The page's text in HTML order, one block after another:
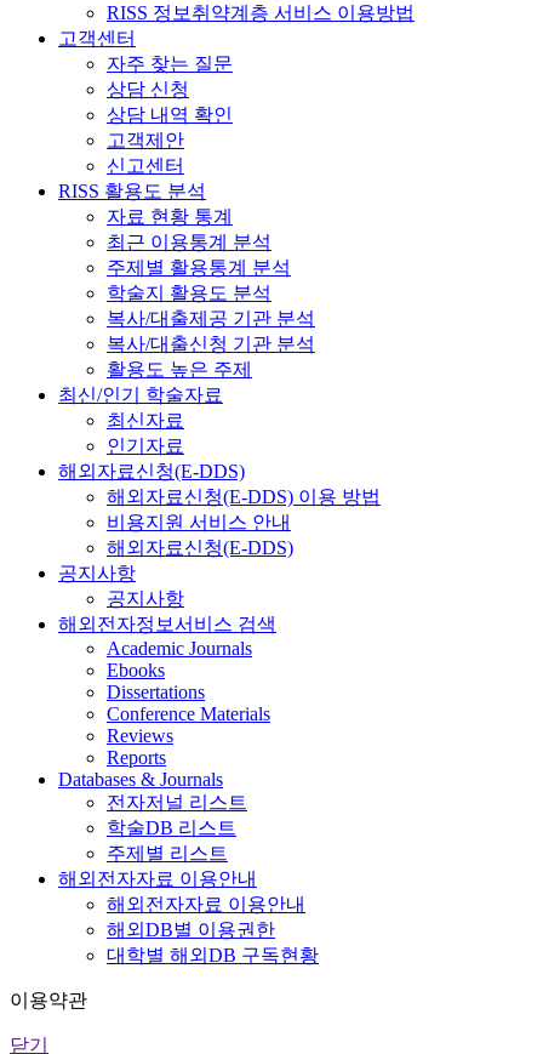
RISS 정보취약계층 서비스 이용방법
고객센터
자주 찾는 질문
상담 신청
상담 내역 확인
고객제안
신고센터
RISS 활용도 분석
자료 현황 통계
최근 이용통계 분석
주제별 활용통계 분석
학술지 활용도 분석
복사/대출제공 기관 분석
복사/대출신청 기관 분석
활용도 높은 주제
최신/인기 학술자료
최신자료
인기자료
해외자료신청(E-DDS)
해외자료신청(E-DDS) 이용 방법
비용지원 서비스 안내
해외자료신청(E-DDS)
공지사항
공지사항
해외전자정보서비스 검색
Academic Journals
Ebooks
Dissertations
Conference Materials
Reviews
Reports
Databases & Journals
전자저널 리스트
학술DB 리스트
주제별 리스트
해외전자자료 이용안내
해외전자자료 이용안내
해외DB별 이용권한
대학별 해외DB 구독현황
이용약관
닫기